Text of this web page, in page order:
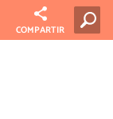
COMPARTIR